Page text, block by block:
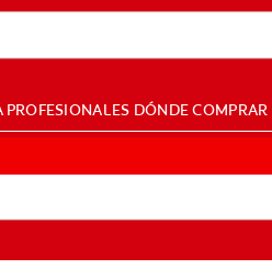
PROFESIONALES DÓNDE COMPRAR